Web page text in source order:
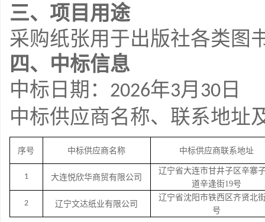
三、项目用途
采购纸张用于出版社各类图
四、中标信息
中标日期： 2026年3月 30 日
中标供应商名称、联系地址
序号 中标供应商名称 中标供应商联系地址
1 大连悦欣华商贸有限公司
辽宁省大连市甘井子区辛寨
道辛逢街19号
2 辽宁文达纸业有限公司
辽宁省沈阳市铁西区齐贤北
号